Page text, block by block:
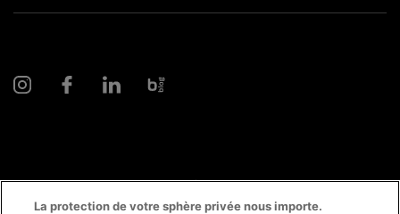
© 2026 AMAG Automobiles et Moteurs SA
La protection de votre sphère privée nous importe.